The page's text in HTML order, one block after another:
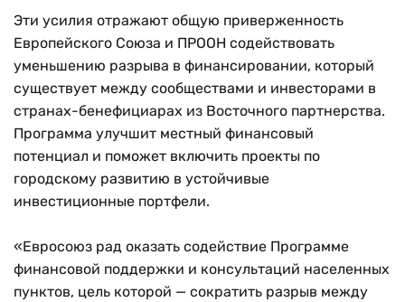
Эти усилия отражают общую приверженность
Европейского Союза и ПРООН содействовать
уменьшению разрыва в финансировании, который
существует между сообществами и инвесторами в
странах-бенефициарах из Восточного партнерства.
Программа улучшит местный финансовый
потенциал и поможет включить проекты по
городскому развитию в устойчивые
инвестиционные портфели.
«Евросоюз рад оказать содействие Программе
финансовой поддержки и консультаций населенных
пунктов, цель которой — сократить разрыв между